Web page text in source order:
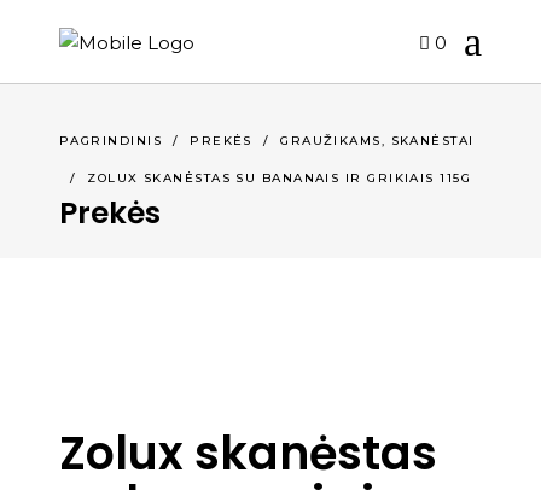
0
PAGRINDINIS / PREKĖS /GRAUŽIKAMS, SKANĖSTAI
/ ZOLUX SKANĖSTAS SU BANANAIS IR GRIKIAIS 115G
Prekės
Zolux skanėstas